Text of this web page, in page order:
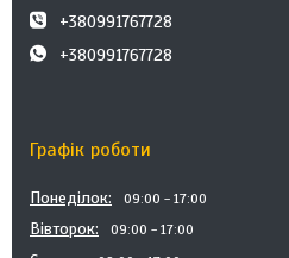
+380991767728
+380991767728
Графік роботи
Понеділок 09:00 17:00
Вівторок 09:00 17:00